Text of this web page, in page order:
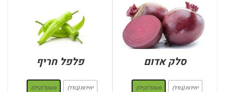
סלק אדום
יחידות (בודד) משקל (קילו)
פלפל חריף
יחידות (בודד) משקל (קילו)